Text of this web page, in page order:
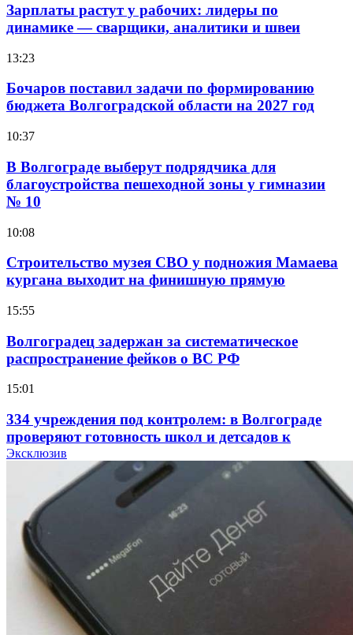
Зарплаты растут у рабочих: лидеры по
динамике — сварщики, аналитики и швеи
13:23
Бочаров поставил задачи по формированию
бюджета Волгоградской области на 2027 год
10:37
В Волгограде выберут подрядчика для
благоустройства пешеходной зоны у гимназии
№ 10
10:08
Строительство музея СВО у подножия Мамаева
кургана выходит на финишную прямую
15:55
Волгоградец задержан за систематическое
распространение фейков о ВС РФ
15:01
334 учреждения под контролем: в Волгограде
проверяют готовность школ и детсадов к
учебному году
Покушение на убийство в Волгограде: девушка
напала на незнакомую женщину с ножом
12:39
Сладкий праздник в Волгограде: в Центральном
парке прошёл фестиваль „Арбузный переполох“
Эксклюзив